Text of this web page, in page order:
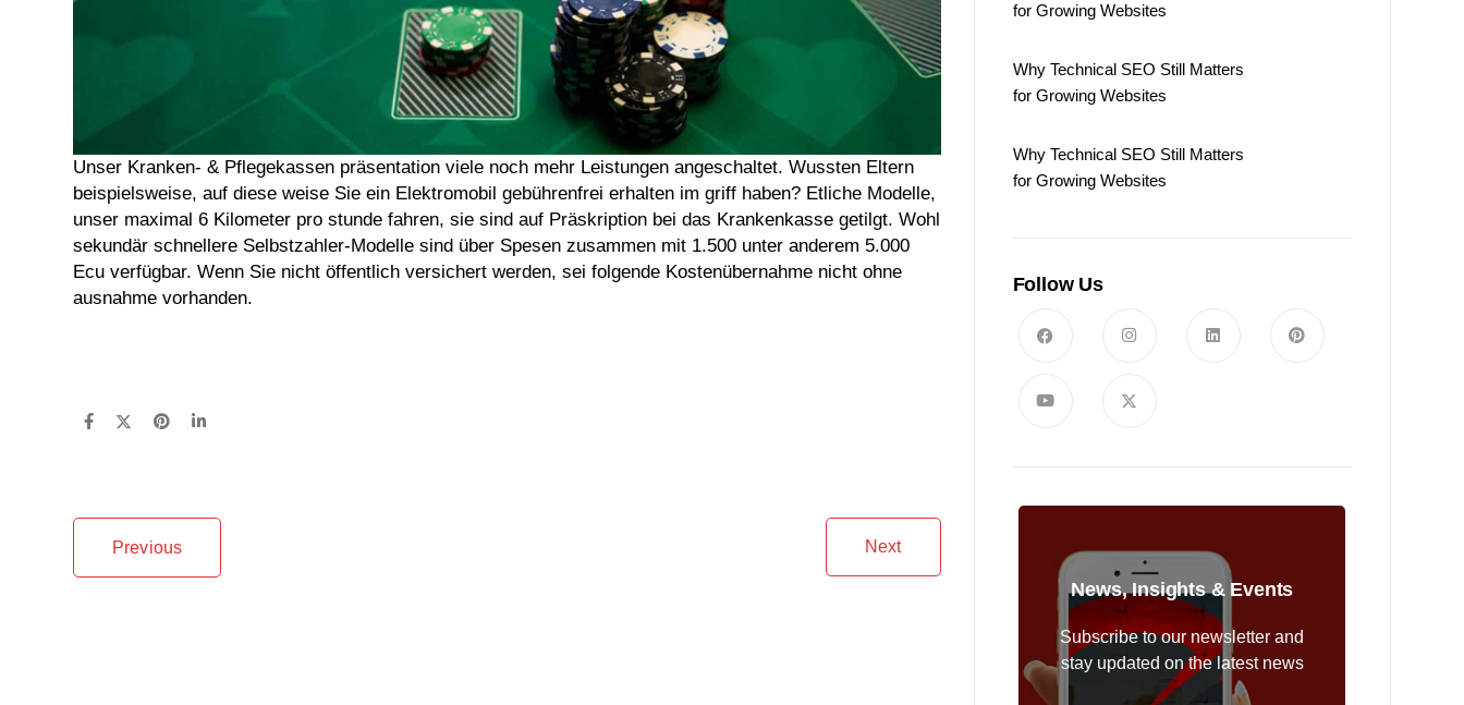
Unser Kranken- & Pflegekassen präsentation viele noch mehr Leistungen angeschaltet. Wussten Eltern
beispielsweise, auf diese weise Sie ein Elektromobil gebührenfrei erhalten im griff haben? Etliche Modelle,
unser maximal 6 Kilometer pro stunde fahren, sie sind auf Präskription bei das Krankenkasse getilgt. Wohl
sekundär schnellere Selbstzahler-Modelle sind über Spesen zusammen mit 1.500 unter anderem 5.000
Ecu verfügbar. Wenn Sie nicht öffentlich versichert werden, sei folgende Kostenübernahme nicht ohne
ausnahme vorhanden.
Previous Next
for Growing Websites
Why Technical SEO Still Matters
for Growing Websites
Why Technical SEO Still Matters
for Growing Websites
Follow Us
News, Insights & Events
Subscribe to our newsletter and
stay updated on the latest news